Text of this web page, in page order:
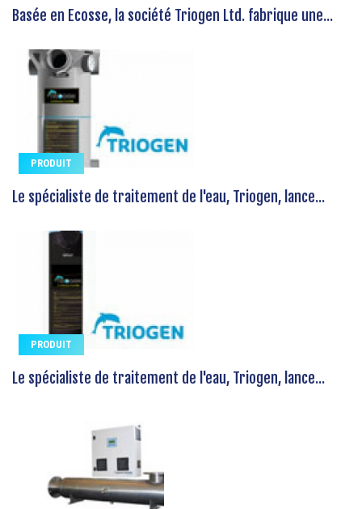
Basée en Ecosse, la société Triogen Ltd. fabrique une...
PRODUIT
Le spécialiste de traitement de l'eau, Triogen, lance...
PRODUIT
Le spécialiste de traitement de l'eau, Triogen, lance...